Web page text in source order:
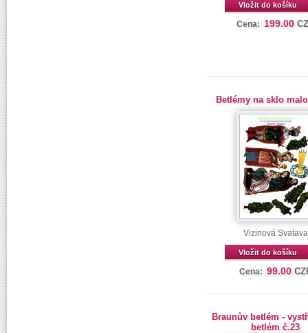
Vložit do košíku
Cena: 199.00
Betlémy na sklo
Vizinová Svatava
Vložit do košíku
Cena: 99.00
Braunův betlém -
betlém č.23